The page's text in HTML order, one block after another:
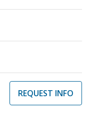
REQUEST INFO